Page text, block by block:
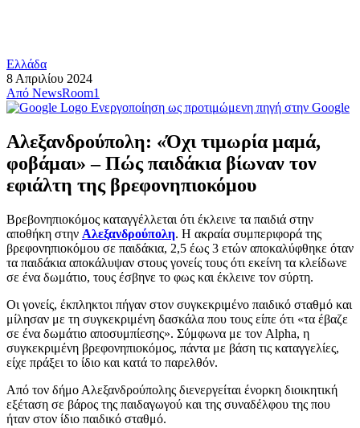
Ελλάδα
8 Απριλίου 2024
Από NewsRoom1
Ενεργοποίηση ως προτιμώμενη πηγή στην Google
Αλεξανδρούπολη: «Όχι τιμωρία μαμά,
φοβάμαι» – Πώς παιδάκια βίωναν τον
εφιάλτη της βρεφονηπιοκόμου
Βρεβονηπιοκόμος καταγγέλλεται ότι έκλεινε τα παιδιά στην
αποθήκη στην Αλεξανδρούπολη. Η ακραία συμπεριφορά της
βρεφονηπιοκόμου σε παιδάκια, 2,5 έως 3 ετών αποκαλύφθηκε όταν
τα παιδάκια αποκάλυψαν στους γονείς τους ότι εκείνη τα κλείδωνε
σε ένα δωμάτιο, τους έσβηνε το φως και έκλεινε τον σύρτη.
Οι γονείς, έκπληκτοι πήγαν στον συγκεκριμένο παιδικό σταθμό και
μίλησαν με τη συγκεκριμένη δασκάλα που τους είπε ότι «τα έβαζε
σε ένα δωμάτιο αποσυμπίεσης». Σύμφωνα με τον Alpha, η
συγκεκριμένη βρεφονηπιοκόμος, πάντα με βάση τις καταγγελίες,
είχε πράξει το ίδιο και κατά το παρελθόν.
Από τον δήμο Αλεξανδρούπολης διενεργείται ένορκη διοικητική
εξέταση σε βάρος της παιδαγωγού και της συναδέλφου της που
ήταν στον ίδιο παιδικό σταθμό.